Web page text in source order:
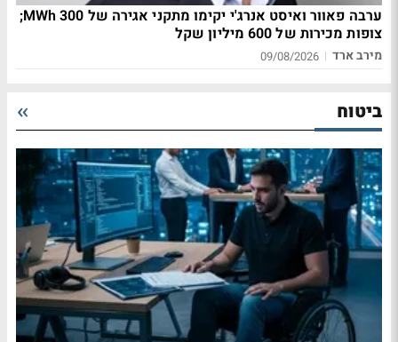
ערבה פאוור ואיסט אנרג'י יקימו מתקני אגירה של 300 MWh;
צופות מכירות של 600 מיליון שקל
מירב ארד |
09/08/2026
ביטוח